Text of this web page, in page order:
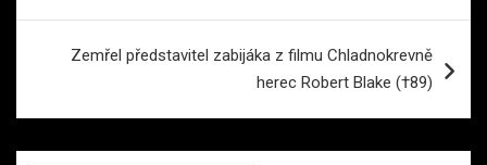
Zemřel představitel zabijáka z filmu Chladnokrevně
herec Robert Blake (†89)